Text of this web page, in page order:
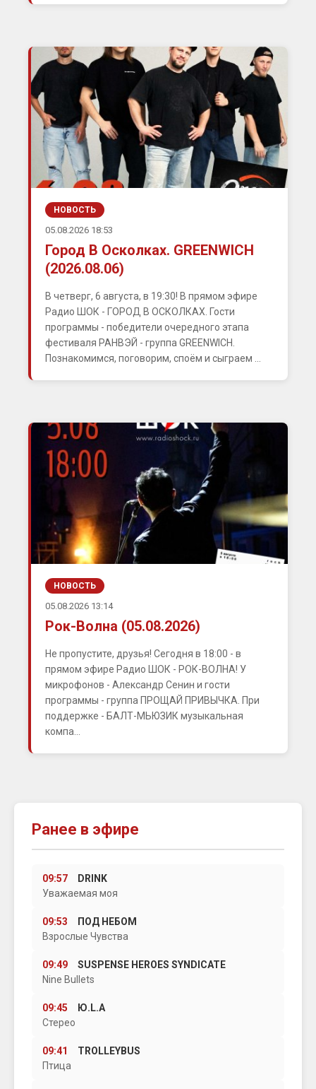
НОВОСТЬ
05.08.2026 18:53
Город В Осколках. GREENWICH
(2026.08.06)
В четверг, 6 августа, в 19:30! В прямом эфире
Радио ШОК - ГОРОД В ОСКОЛКАХ. Гости
программы - победители очередного этапа
фестиваля РАНВЭЙ - группа GREENWICH.
Познакомимся, поговорим, споём и сыграем ...
НОВОСТЬ
05.08.2026 13:14
Рок-Волна (05.08.2026)
Не пропустите, друзья! Сегодня в 18:00 - в
прямом эфире Радио ШОК - РОК-ВОЛНА! У
микрофонов - Александр Сенин и гости
программы - группа ПРОЩАЙ ПРИВЫЧКА. При
поддержке - БАЛТ-МЬЮЗИК музыкальная
компа...
Ранее в эфире
09:57
DRINK
Уважаемая моя
09:53
ПОД НЕБОМ
Взрослые Чувства
09:49
SUSPENSE HEROES SYNDICATE
Nine Bullets
09:45
Ю.L.А
Стерео
09:41
TROLLEYBUS
Птица